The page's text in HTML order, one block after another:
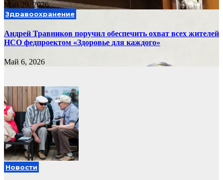
Май 29, 2026
Здравоохранение
Андрей Травников поручил обеспечить охват всех жителей
НСО федпроектом «Здоровье для каждого»
Май 6, 2026
Новости